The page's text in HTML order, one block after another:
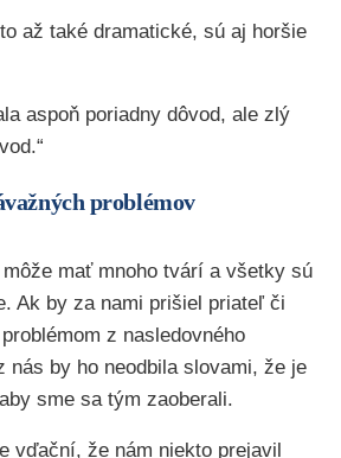
až také dramatické, sú aj horšie
aspoň poriadny dôvod, ale zlý
problémov
môže mať mnoho tvárí a všetky sú
Ak by za nami prišiel priateľ či
z nasledovného
nás by ho neodbila slovami, že je
sme sa tým zaoberali.
vďační, že nám niekto prejavil